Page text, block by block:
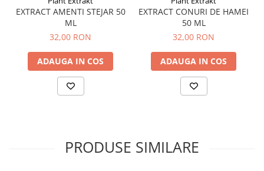
Prostatită
Reflux Gastro-Esofagian
Remineralizare
Retenție apă
Sindromul colonului iritabil
Sistemul muscular
EXTRACT AMENTI STEJAR 50
ML
32,00 RON
ADAUGA IN COS
EXTRACT CONURI DE HAMEI
50 ML
32,00 RON
ADAUGA IN COS
PRODUSE SIMILARE